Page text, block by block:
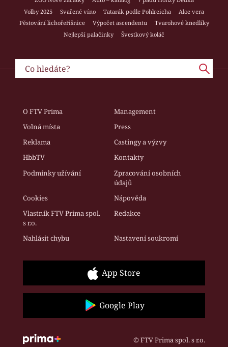
Volby 2025
Svařené víno Tatarák podle Pohlreicha
Aloe vera
Pěstování lichořeřišnice
Výpočet ascendentu
Tvarohové knedlíky
Nejlepší palačinky
Švestkový koláč
O FTV Prima
Management
Volná místa
Press
Reklama
Castingy a výzvy
HbbTV
Kontakty
Podmínky užívání
Zpracování osobních
údajů
Cookies
Nápověda
Vlastník FTV Prima spol.
s r.o.
Redakce
Nahlásit chybu Nastavení soukromí
App Store
Google Play
© FTV Prima spol. s r.o.